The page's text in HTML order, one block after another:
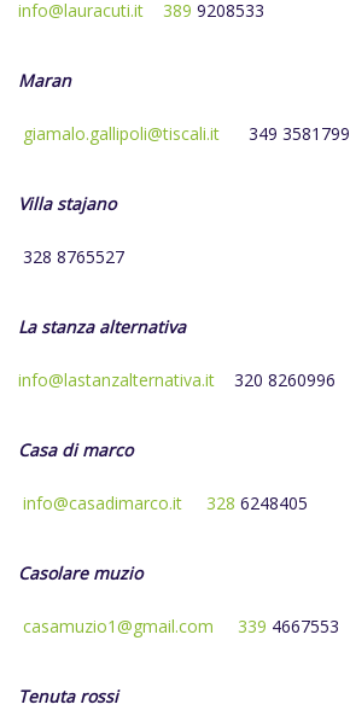
info@lauracuti.it 389 9208533
Maran
giamalo.gallipoli@tiscali.it 349 3581799
Villa stajano
328 8765527
La stanza alternativa
info@lastanzalternativa.it 320 8260996
Casa di marco
info@casadimarco.it 328 6248405
Casolare muzio
casamuzio1@gmail.com 339 4667553
Tenuta rossi